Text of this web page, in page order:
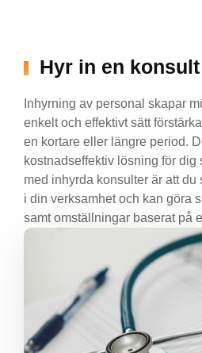
Hyr in en konsult
Inhyrning av personal skapar
enkelt och effektivt sätt
en kortare eller längre period.
kostnadseffektiv lösning för dig
med inhyrda konsulter är att
i din verksamhet och kan göra
samt omställningar baserat på